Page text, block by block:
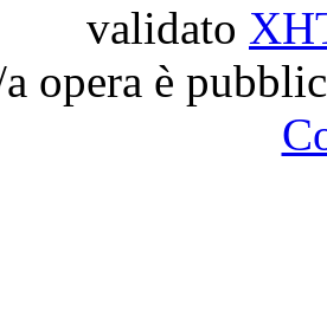
validato
opera è